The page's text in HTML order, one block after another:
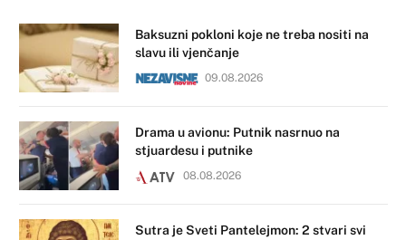
Baksuzni pokloni koje ne treba nositi na
slavu ili vjenčanje
09.08.2026
Drama u avionu: Putnik nasrnuo na
stjuardesu i putnike
08.08.2026
Sutra je Sveti Pantelejmon: 2 stvari svi